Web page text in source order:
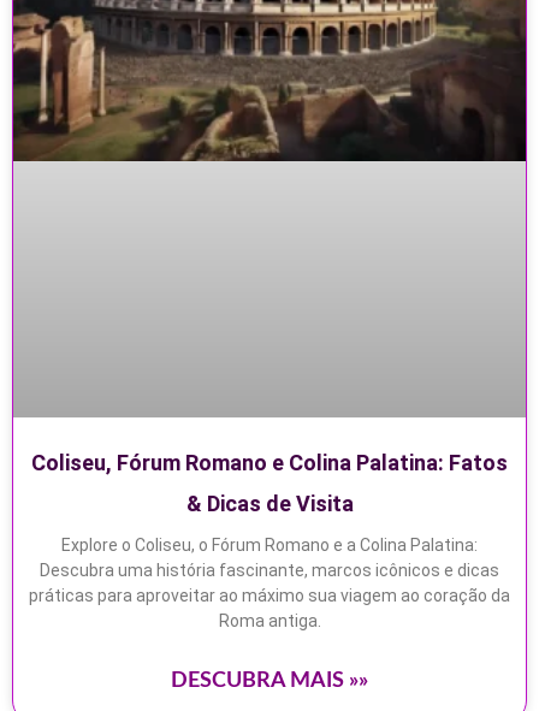
Coliseu, Fórum Romano e Colina Palatina: Fatos
& Dicas de Visita
Explore o Coliseu, o Fórum Romano e a Colina Palatina:
Descubra uma história fascinante, marcos icônicos e dicas
práticas para aproveitar ao máximo sua viagem ao coração da
Roma antiga.
DESCUBRA MAIS »»